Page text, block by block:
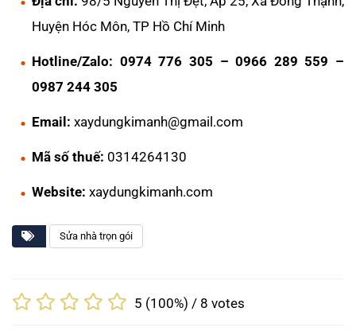
Huyện Hóc Môn, TP Hồ Chí Minh
Hotline/Zalo: 0974 776 305 – 0966 289 559 –
0987 244 305
Email: xaydungkimanh@gmail.com
Mã số thuế: 0314264130
Website: xaydungkimanh.com
Sửa nhà trọn gói
5 (100%) / 8 votes